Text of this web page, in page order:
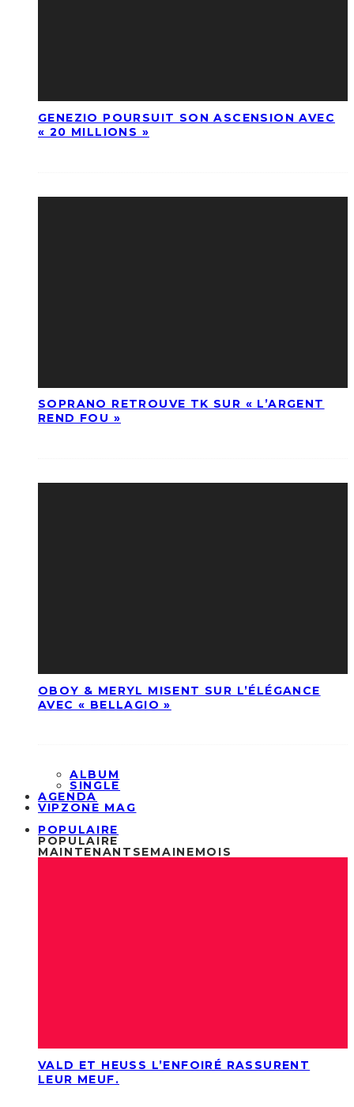
GENEZIO POURSUIT SON ASCENSION AVEC
« 20 MILLIONS »
SOPRANO RETROUVE TK SUR « L’ARGENT
REND FOU »
OBOY & MERYL MISENT SUR L’ÉLÉGANCE
AVEC « BELLAGIO »
ALBUM
SINGLE
AGENDA
VIPZONE MAG
POPULAIRE
POPULAIRE
MAINTENANT SEMAINEMOIS
VALD ET HEUSS L’ENFOIRÉ RASSURENT
LEUR MEUF.